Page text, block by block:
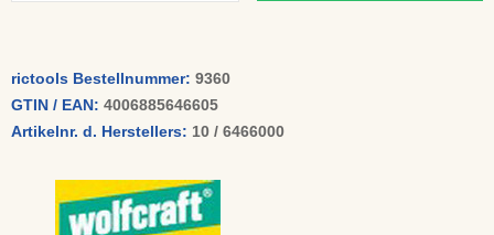
rictools Bestellnummer: 9360
GTIN / EAN: 4006885646605
Artikelnr. d. Herstellers: 10 / 6466000